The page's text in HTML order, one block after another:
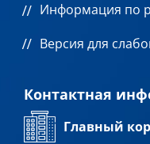
Информация по
Версия для
Контактная
Главный